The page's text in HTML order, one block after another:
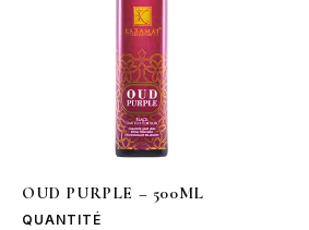
OUD PURPLE – 500ML
QUANTITÉ